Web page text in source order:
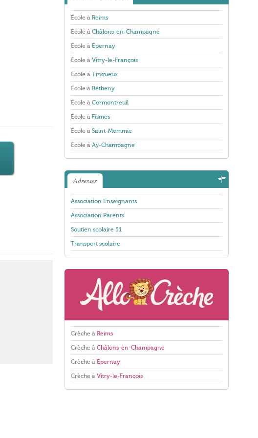
École à Reims
École à Châlons-en-Champagne
École à Épernay
École à Vitry-le-François
École à Tinqueux
École à Bétheny
École à Cormontreuil
École à Fismes
École à Saint-Memmie
École à Aÿ-Champagne
Adresses
Association Enseignants
Association Parents
Soutien scolaire 51
Transport scolaire
Crèche à Reims
Crèche à Châlons-en-Champagne
Crèche à Épernay
Crèche à Vitry-le-François